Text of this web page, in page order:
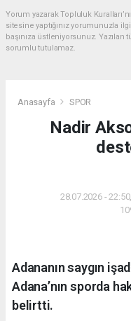
Yorum yazarak Topluluk
sitesine yaptığınız yorumunuzla
başınıza üstleniyorsunuz.
sorumlu tutulamaz.
Anasayfa SPOR
Nadir
28.07.2026 -
Adananın saygın
Adana’nın sporda
belirtti.